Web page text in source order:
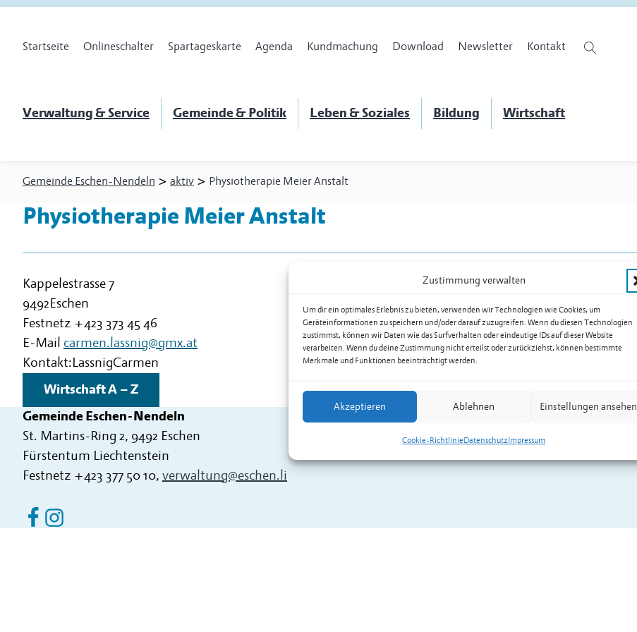
Zustimmung verwalten
Um dir ein optimales Erlebnis zu bieten, verwenden wir Technologien wie Cookies, um
Geräteinformationen zu speichern und/oder darauf zuzugreifen. Wenn du diesen Technologien
zustimmst, können wir Daten wie das Surfverhalten oder eindeutige IDs auf dieser Website
verarbeiten. Wenn du deine Zustimmung nicht erteilst oder zurückziehst, können bestimmte
Merkmale und Funktionen beeinträchtigt werden.
Akzeptieren Ablehnen Einstellungen ansehen
Cookie-RichtlinieDatenschutzImpressum
Startseite Onlineschalter Spartageskarte Agenda Kundmachung Download Newsletter Kontakt
Verwaltung & Service Gemeinde & Politik Leben & Soziales Bildung Wirtschaft
Gemeinde Eschen-Nendeln > aktiv > Physiotherapie Meier Anstalt
Physiotherapie Meier Anstalt
Kappelestrasse 7
9492Eschen
Festnetz +423 373 45 46
E-Mail carmen.lassnig@gmx.at
Kontakt:LassnigCarmen
Wirtschaft A – Z
Gemeinde Eschen-Nendeln
St. Martins-Ring 2, 9492 Eschen
Fürstentum Liechtenstein
Festnetz +423 377 50 10, verwaltung@eschen.li
Eschen Nendeln auf Facebook
Eschen Nendeln auf Instagram